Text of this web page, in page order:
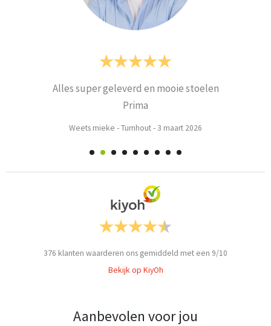
Alles super geleverd en mooie stoelen
Prima
Weets mieke -Turnhout- 3 maart 2026
376 klanten waarderen ons gemiddeld met een 9/10
Bekijk op KiyOh
Aanbevolen voor jou